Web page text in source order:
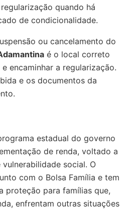
quando há
de condicionalidade.
ou cancelamento do
é o local correto
encaminhar a regularização.
e os documentos da
estadual do governo
de renda, voltado a
social. O
com o Bolsa Família e tem
proteção para famílias que,
enfrentam outras situações